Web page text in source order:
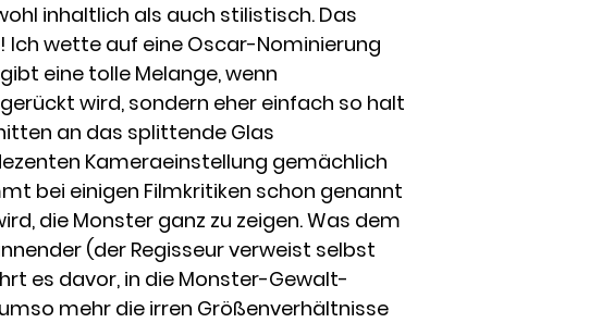
inhaltlich als auch stilistisch. Das
Ich wette auf eine Oscar-Nominierung
eine tolle Melange, wenn
wird, sondern eher einfach so halt
an das splittende Glas
Kameraeinstellung gemächlich
bei einigen Filmkritiken schon genannt
die Monster ganz zu zeigen. Was dem
(der Regisseur verweist selbst
es davor, in die Monster-Gewalt-
mehr die irren Größenverhältnisse